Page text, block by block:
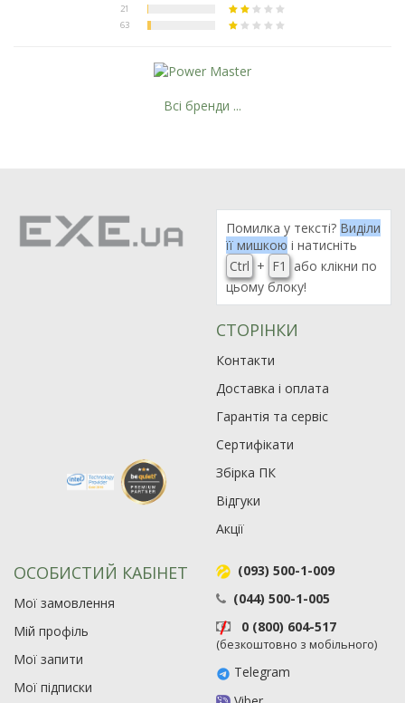
Всі бренди ...
Помилка у тексті? Виділи
її мишкою і натисніть
Ctrl + F1
або клікни по
цьому блоку!
СТОРІНКИ
Контакти
Доставка і оплата
Гарантія та сервіс
Сертифікати
Збірка ПК
Відгуки
Акції
ОСОБИСТИЙ КАБІНЕТ
Мої замовлення
Мій профіль
Мої запити
Мої підписки
(093) 500-1-009
(044) 500-1-005
0 (800) 604-517
(безкоштовно з мобільного)
Telegram